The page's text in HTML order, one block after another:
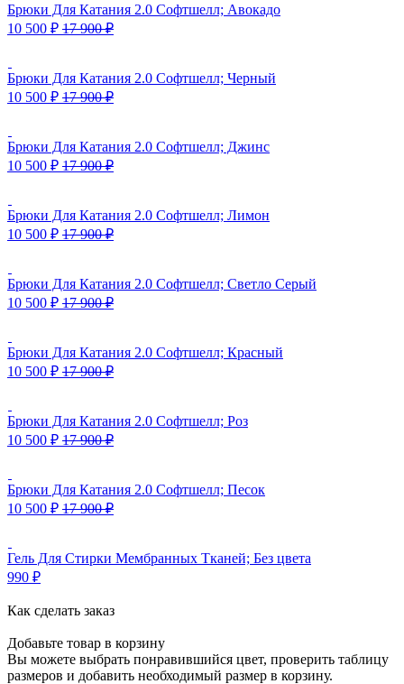
Брюки Для Катания 2.0 Софтшелл; Авокадо
10 500 ₽ 17 900₽
Брюки Для Катания 2.0 Софтшелл; Черный
10 500 ₽ 17 900₽
Брюки Для Катания 2.0 Софтшелл; Джинс
10 500 ₽ 17 900₽
Брюки Для Катания 2.0 Софтшелл; Лимон
10 500 ₽ 17 900₽
Брюки Для Катания 2.0 Софтшелл; Светло Серый
10 500 ₽ 17 900₽
Брюки Для Катания 2.0 Софтшелл; Красный
10 500 ₽ 17 900₽
Брюки Для Катания 2.0 Софтшелл; Роз
10 500 ₽ 17 900₽
Брюки Для Катания 2.0 Софтшелл; Песок
10 500 ₽ 17 900₽
Гель Для Стирки Мембранных Тканей; Без цвета
990 ₽
Как сделать заказ
Добавьте товар в корзину
Вы можете выбрать понравившийся цвет, проверить таблицу
размеров и добавить необходимый размер в корзину.